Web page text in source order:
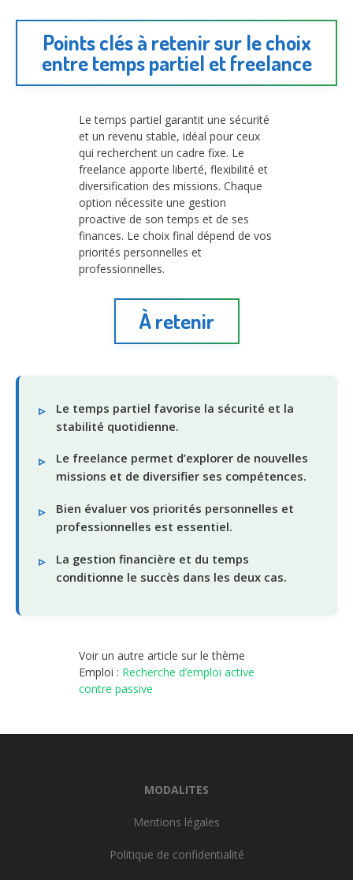
Points clés à retenir sur le choix
entre temps partiel et freelance
Le temps partiel garantit une sécurité
et un revenu stable, idéal pour ceux
qui recherchent un cadre fixe. Le
freelance apporte liberté, flexibilité et
diversification des missions. Chaque
option nécessite une gestion
proactive de son temps et de ses
finances. Le choix final dépend de vos
priorités personnelles et
professionnelles.
À retenir
Le temps partiel favorise la sécurité et la
stabilité quotidienne.
Le freelance permet d’explorer de nouvelles
missions et de diversifier ses compétences.
Bien évaluer vos priorités personnelles et
professionnelles est essentiel.
La gestion financière et du temps
conditionne le succès dans les deux cas.
Voir un autre article sur le thème
Emploi : Recherche d’emploi active
contre passive
MODALITES
Mentions légales
Politique de confidentialité